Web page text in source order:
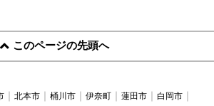
このページの先頭へ
北本市 桶川市 伊奈町 蓮田市
白岡市